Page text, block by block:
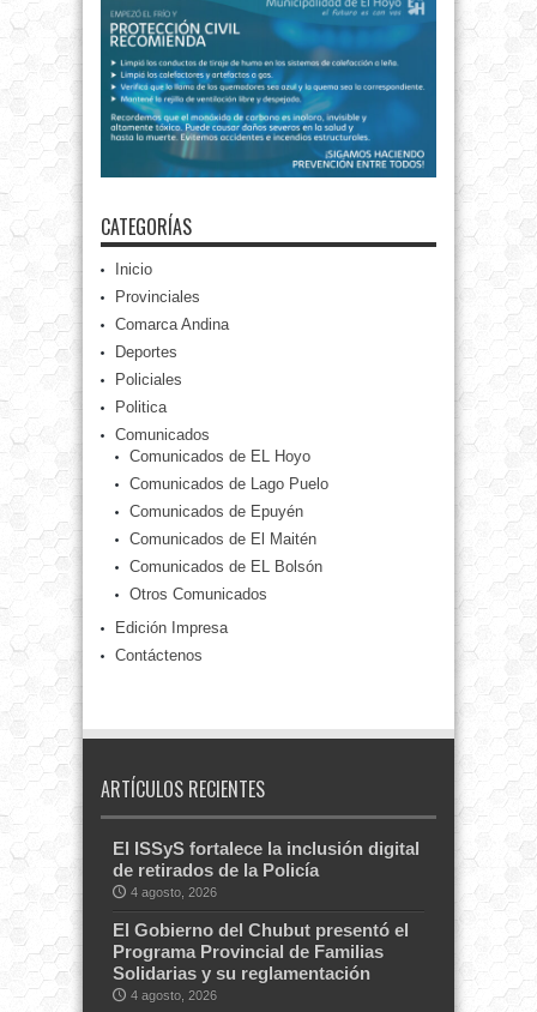
CATEGORÍAS
Inicio
Provinciales
Comarca Andina
Deportes
Policiales
Politica
Comunicados
Comunicados de EL Hoyo
Comunicados de Lago Puelo
Comunicados de Epuyén
Comunicados de El Maitén
Comunicados de EL Bolsón
Otros Comunicados
Edición Impresa
Contáctenos
ARTÍCULOS RECIENTES
El ISSyS fortalece la inclusión digital
de retirados de la Policía
4 agosto, 2026
El Gobierno del Chubut presentó el
Programa Provincial de Familias
Solidarias y su reglamentación
4 agosto, 2026